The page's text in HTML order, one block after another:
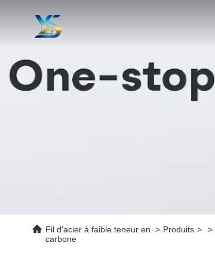
Fil d'acier à faible teneur en
carbone
> Produits > >